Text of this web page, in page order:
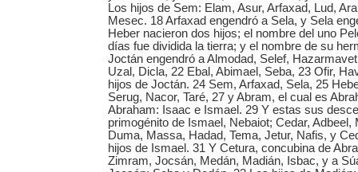
Los hijos de Sem: Elam, Asur, Arfaxad, Lud,
Mesec. 18 Arfaxad engendró a Sela, y Sela
Heber nacieron dos hijos; el nombre del uno
días fue dividida la tierra; y el nombre de su
Joctán engendró a Almodad, Selef,
Uzal, Dicla, 22 Ebal, Abimael, Seba, 23 Ofir,
hijos de Joctán. 24 Sem, Arfaxad, Sela, 25
Serug, Nacor, Taré, 27 y Abram, el cual es
Abraham: Isaac e Ismael. 29 Y estas sus
primogénito de Ismael, Nebaiot; Cedar,
Duma, Massa, Hadad, Tema, Jetur, Nafis, y
hijos de Ismael. 31 Y Cetura, concubina de
Zimram, Jocsán, Medán, Madián, Isbac, y a